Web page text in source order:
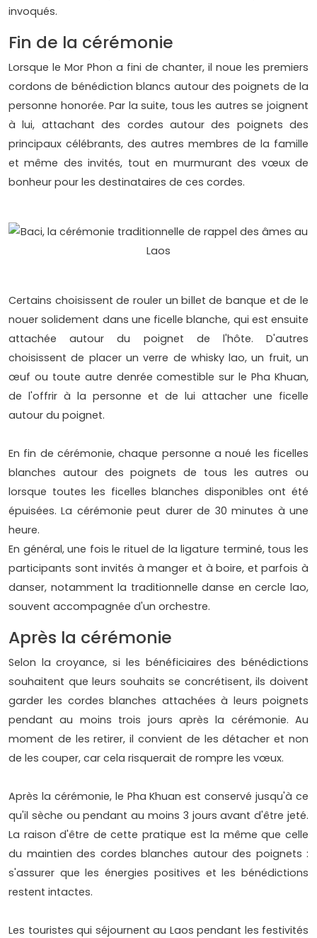
invoqués.
Fin de la cérémonie
Lorsque le Mor Phon a fini de chanter, il noue les premiers
cordons de bénédiction blancs autour des poignets de la
personne honorée. Par la suite, tous les autres se joignent
à lui, attachant des cordes autour des poignets des
principaux célébrants, des autres membres de la famille
et même des invités, tout en murmurant des vœux de
bonheur pour les destinataires de ces cordes.
Certains choisissent de rouler un billet de banque et de le
nouer solidement dans une ficelle blanche, qui est ensuite
attachée autour du poignet de l'hôte. D'autres
choisissent de placer un verre de whisky lao, un fruit, un
œuf ou toute autre denrée comestible sur le Pha Khuan,
de l'offrir à la personne et de lui attacher une ficelle
autour du poignet.
En fin de cérémonie, chaque personne a noué les ficelles
blanches autour des poignets de tous les autres ou
lorsque toutes les ficelles blanches disponibles ont été
épuisées. La cérémonie peut durer de 30 minutes à une
heure.
En général, une fois le rituel de la ligature terminé, tous les
participants sont invités à manger et à boire, et parfois à
danser, notamment la traditionnelle danse en cercle lao,
souvent accompagnée d'un orchestre.
Après la cérémonie
Selon la croyance, si les bénéficiaires des bénédictions
souhaitent que leurs souhaits se concrétisent, ils doivent
garder les cordes blanches attachées à leurs poignets
pendant au moins trois jours après la cérémonie. Au
moment de les retirer, il convient de les détacher et non
de les couper, car cela risquerait de rompre les vœux.
Après la cérémonie, le Pha Khuan est conservé jusqu'à ce
qu'il sèche ou pendant au moins 3 jours avant d'être jeté.
La raison d'être de cette pratique est la même que celle
du maintien des cordes blanches autour des poignets :
s'assurer que les énergies positives et les bénédictions
restent intactes.
Les touristes qui séjournent au Laos pendant les festivités